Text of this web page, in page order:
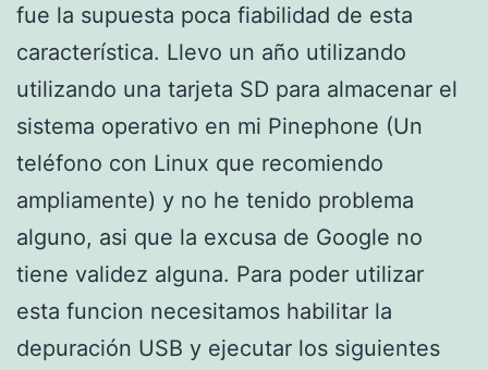
fue la supuesta poca fiabilidad de esta
característica. Llevo un año utilizando
utilizando una tarjeta SD para almacenar el
sistema operativo en mi Pinephone (Un
teléfono con Linux que recomiendo
ampliamente) y no he tenido problema
alguno, asi que la excusa de Google no
tiene validez alguna. Para poder utilizar
esta funcion necesitamos habilitar la
depuración USB y ejecutar los siguientes